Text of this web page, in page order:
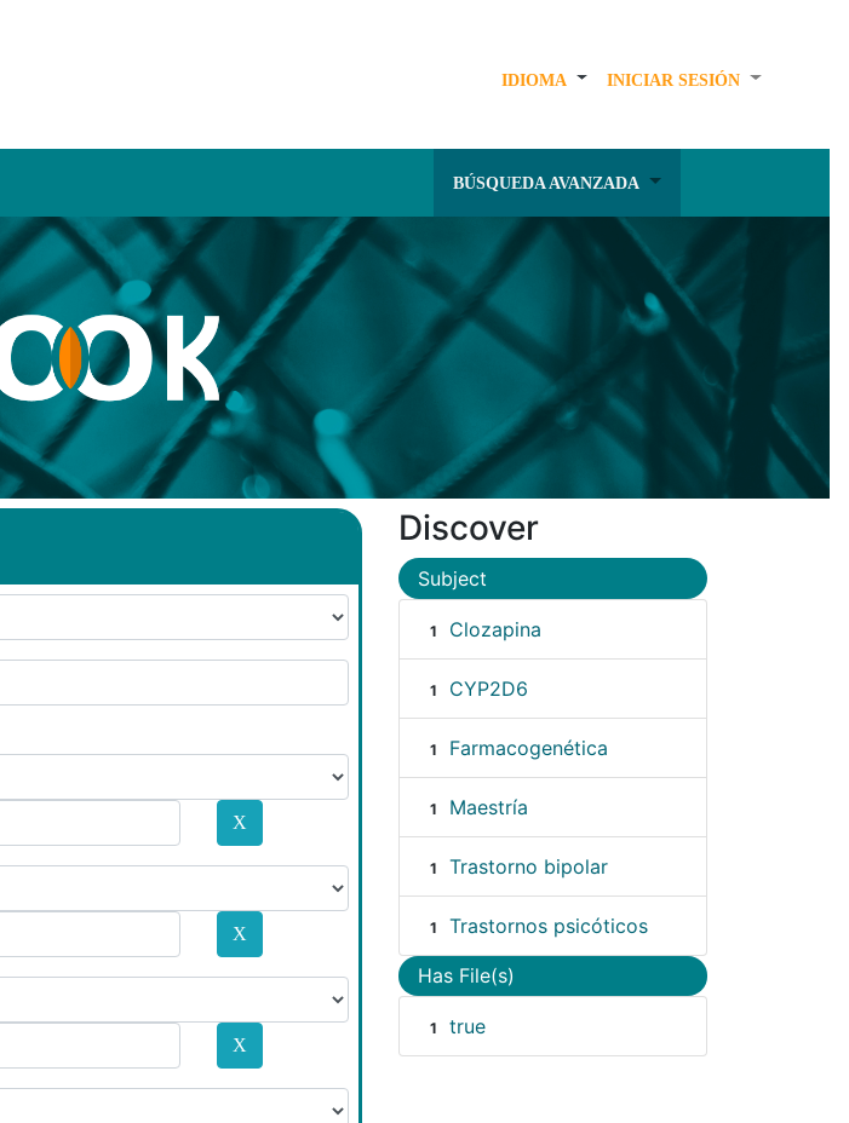
IDIOMA INICIAR SESIÓN
BÚSQUEDA AVANZADA
Discover
Subject
1 Clozapina
1 CYP2D6
1 Farmacogenética
1 Maestría
1 Trastorno bipolar
1 Trastornos psicóticos
Has File(s)
1 true